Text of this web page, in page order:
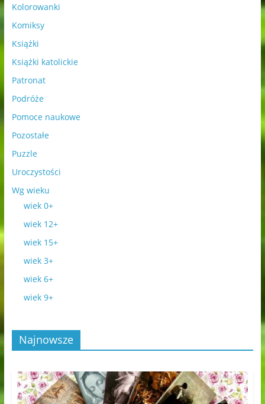
Kolorowanki
Komiksy
Książki
Książki katolickie
Patronat
Podróże
Pomoce naukowe
Pozostałe
Puzzle
Uroczystości
Wg wieku
wiek 0+
wiek 12+
wiek 15+
wiek 3+
wiek 6+
wiek 9+
Najnowsze